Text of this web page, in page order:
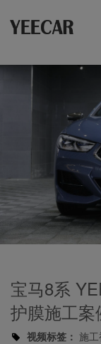
宝马8系
护膜施工案
视频标签： 施